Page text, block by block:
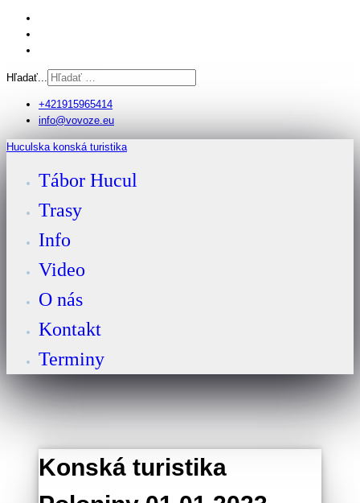
Hľadať...
+421915965414
info@vovoze.eu
Huculska konská turistika
Tábor Hucul
Trasy
Info
Video
O nás
Kontakt
Terminy
Konská turistika